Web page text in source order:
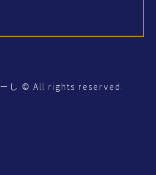
し © All rights reserved.